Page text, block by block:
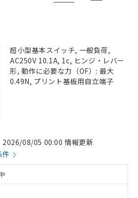
超小型基本スイッチ, 一般負荷,
AC250V 10.1A, 1c, ヒンジ・レバー
形, 動作に必要な力（OF）: 最大
0.49N, プリント基板用自立端子
2026/08/05 00:00 情報更新
件